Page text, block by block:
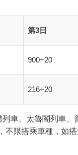
第3日
900+20
216+20
車、太魯閣列車、
不限搭乘車種，如